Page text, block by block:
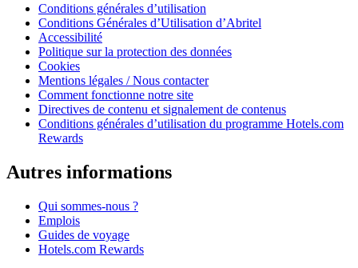
Conditions générales d’utilisation
Conditions Générales d’Utilisation d’Abritel
Accessibilité
Politique sur la protection des données
Cookies
Mentions légales / Nous contacter
Comment fonctionne notre site
Directives de contenu et signalement de contenus
Conditions générales d’utilisation du programme Hotels.com
Rewards
Autres informations
Qui sommes-nous ?
Emplois
Guides de voyage
Hotels.com Rewards